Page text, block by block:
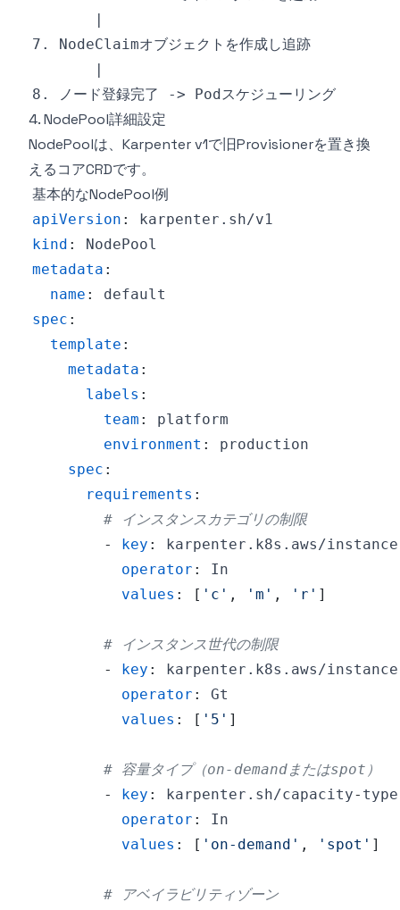
4. NodePool詳細設定
NodePoolは、Karpenter v1で旧Provisionerを置き換
えるコアCRDです。
基本的なNodePool例
apiVersion :
kind :
metadata :
name :
spec :
template :
metadata :
labels :
team :
environment :
spec :
requirements :
# インスタンスカテゴリの制限
-
key : karpenter.k8s.aws/instance
operator :
values : [ 'c' , 'm' , 'r' ]
# インスタンス世代の制限
-
key : karpenter.k8s.aws/instance
operator :
values : [ '5' ]
# 容量タイプ（on-demandまたはspot）
-
key : karpenter.sh/capacity-
operator :
values : [ 'on-demand' , 'spot' ]
# アベイラビリティゾーン